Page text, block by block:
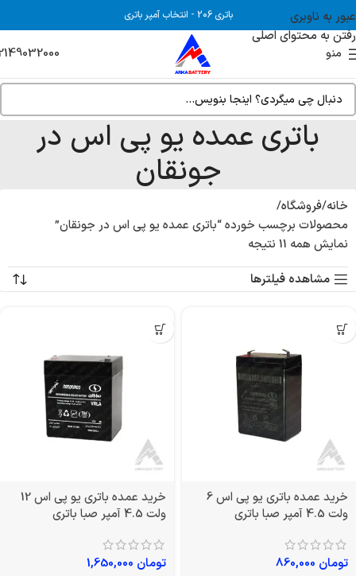
عبور به ناوبری
رفتن به محتوای اصلی
باتری 206 - انتخاب آمپر باتری
منو
باتری عمده یو پی اس در
جونقان
خانه فروشگاه
محصولات برچسب خورده “باتری عمده یو پی اس در جونقان”
نمایش همه 11 نتیجه
مشاهده فیلترها
خرید عمده باتری یو پی اس 6
ولت 4.5 آمپر صبا باتری
تومان
خرید عمده باتری یو پی اس 12
ولت 4.5 آمپر صبا باتری
تومان